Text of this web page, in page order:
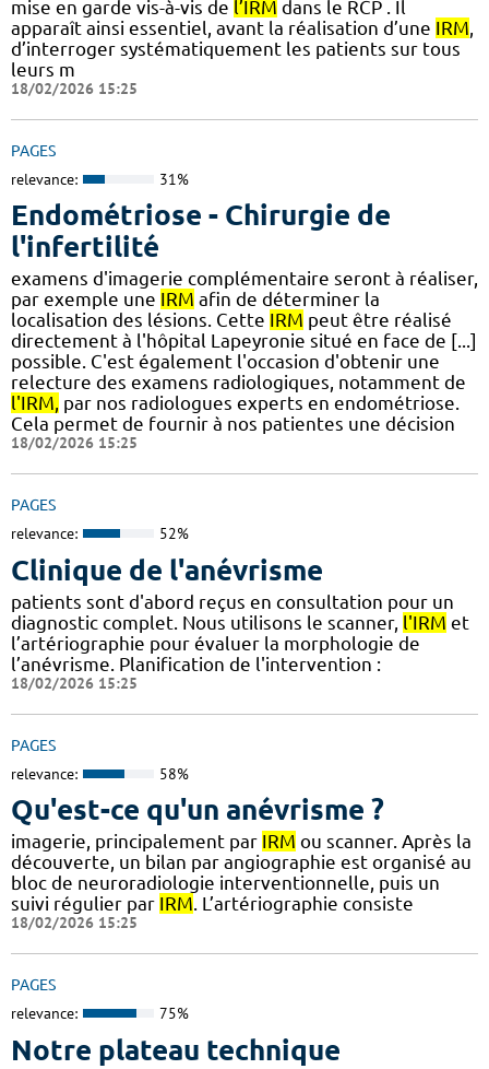
mise en garde vis-à-vis de l’IRM dans le RCP . Il
apparaît ainsi essentiel, avant la réalisation d’une IRM
d’interroger systématiquement les patients sur tous
leurs m
18/02/2026 15:25
PAGES
relevance: 31%
Endométriose - Chirurgie de
l'infertilité
examens d'imagerie complémentaire seront à réaliser,
par exemple une IRM afin de déterminer la
localisation des lésions. Cette IRM peut être réalisé
directement à l'hôpital Lapeyronie situé en face de [...]
possible. C'est également l'occasion d'obtenir une
relecture des examens radiologiques, notamment de
l'IRM, par nos radiologues experts en endométriose.
Cela permet de fournir à nos patientes une décision
18/02/2026 15:25
PAGES
relevance: 52%
Clinique de l'anévrisme
patients sont d'abord reçus en consultation pour un
diagnostic complet. Nous utilisons le scanner, l'IRM et
l’artériographie pour évaluer la morphologie de
l’anévrisme. Planification de l'intervention :
18/02/2026 15:25
PAGES
relevance: 58%
Qu'est-ce qu'un anévrisme ?
imagerie, principalement par IRM ou scanner. Après la
découverte, un bilan par angiographie est organisé au
bloc de neuroradiologie interventionnelle, puis un
suivi régulier par IRM. L’artériographie consiste
18/02/2026 15:25
PAGES
relevance: 75%
Notre plateau technique